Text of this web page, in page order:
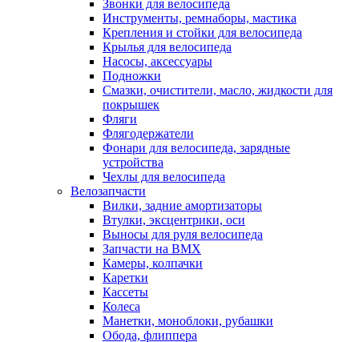
Звонки для велосипеда
Инструменты, ремнаборы, мастика
Крепления и стойки для велосипеда
Крылья для велосипеда
Насосы, аксессуары
Подножки
Смазки, очистители, масло, жидкости для
покрышек
Фляги
Флягодержатели
Фонари для велосипеда, зарядные
устройства
Чехлы для велосипеда
Велозапчасти
Вилки, задние амортизаторы
Втулки, эксцентрики, оси
Выносы для руля велосипеда
Запчасти на BMX
Камеры, колпачки
Каретки
Кассеты
Колеса
Манетки, моноблоки, рубашки
Обода, флиппера